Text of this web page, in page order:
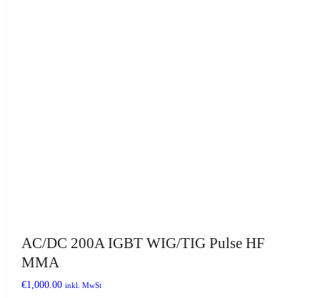
AC/DC 200A IGBT WIG/TIG Pulse HF
MMA
€1,000.00 inkl. MwSt